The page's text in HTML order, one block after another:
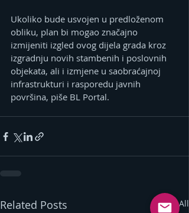
Ukoliko bude usvojen u predloženom
obliku, plan bi mogao značajno
izmijeniti izgled ovog dijela grada kroz
izgradnju novih stambenih i poslovnih
objekata, ali i izmjene u saobraćajnoj
infrastrukturi i rasporedu javnih
površina, piše BL Portal.
Related Posts See All